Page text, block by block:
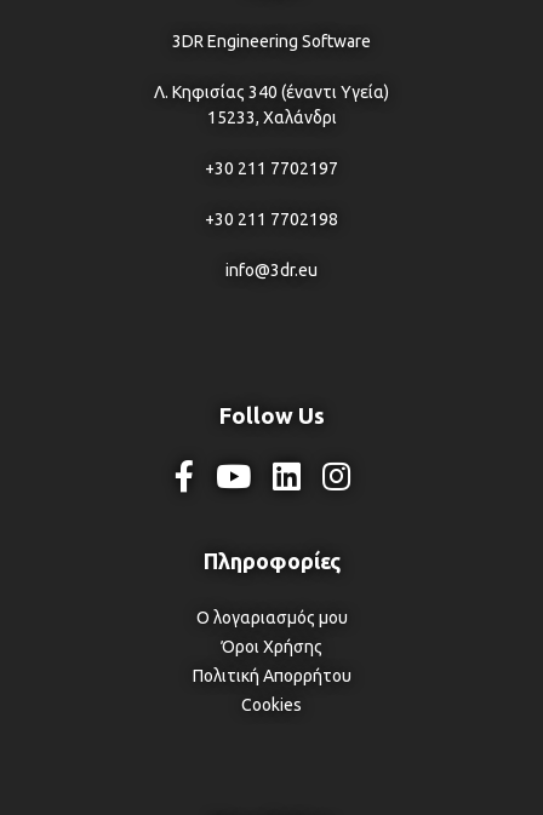
3DR Engineering Software
Λ. Κηφισίας 340 (έναντι Υγεία)
15233, Χαλάνδρι
+30 211 7702197
+30 211 7702198
info@3dr.eu
Follow Us
Ο λογαριασμός μου
Όροι Χρήσης
Πολιτική Απορρήτου
Cookies